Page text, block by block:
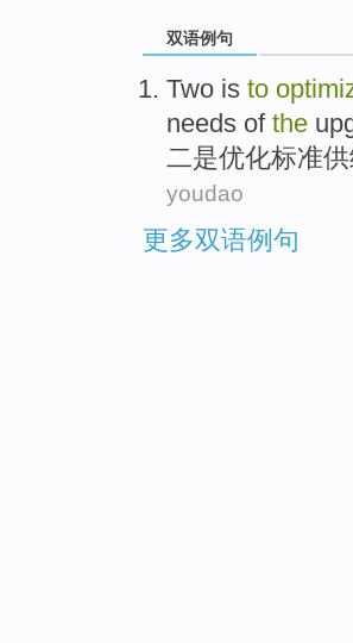
双语例句
Two is to
needs of the
二是优化标准
youdao
更多双语例句